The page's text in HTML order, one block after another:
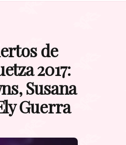
de
2017:
Susana
Guerra